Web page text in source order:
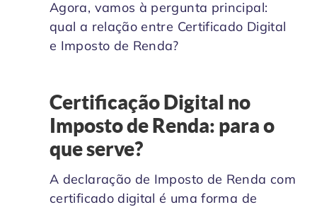
Agora, vamos à pergunta principal:
qual a relação entre Certificado Digital
e Imposto de Renda?
Certificação Digital no
Imposto de Renda: para o
que serve?
A declaração de Imposto de Renda com
certificado digital é uma forma de